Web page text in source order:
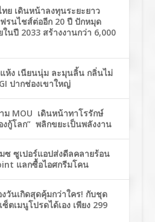
ย เดินหน้าลงทุนระยะยาว
รนไชส์ต่ออีก 20 ปี ปักหมุด
นปี 2033 สร้างงานกว่า 6,000
ห้ง เนียนนุ่ม ละมุนลิ้น กลิ่นไม่
ปากช่องเขาใหญ่
MOU เดินหน้าทาโรรักษ์
กู้โลก” พลิกขยะเป็นพลังงาน
ซ ซูเปอร์แอปส่งดีลคลายร้อน
แลกซื้อไอศกรีมโคน
นเกิดสุดคุ้มกว่าใคร! กับชุด
ซ็ตเมนูโปรดได้เอง เพียง 299